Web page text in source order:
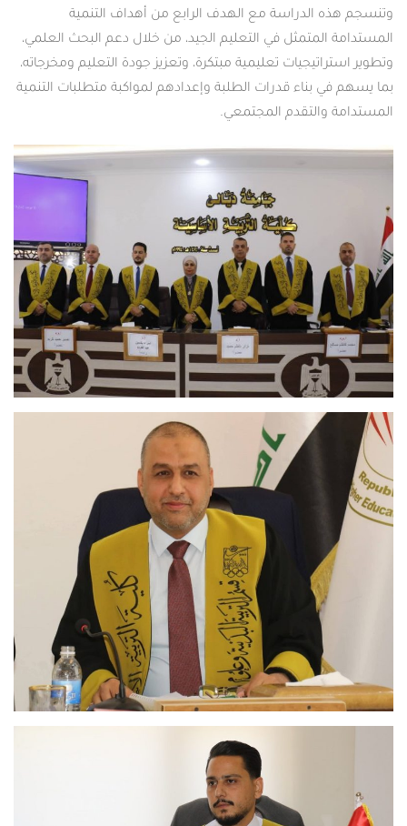
وتنسجم هذه الدراسة مع الهدف الرابع من أهداف التنمية
المستدامة المتمثل في التعليم الجيد، من خلال دعم البحث العلمي،
وتطوير استراتيجيات تعليمية مبتكرة، وتعزيز جودة التعليم ومخرجاته،
بما يسهم في بناء قدرات الطلبة وإعدادهم لمواكبة متطلبات التنمية
المستدامة والتقدم المجتمعي.